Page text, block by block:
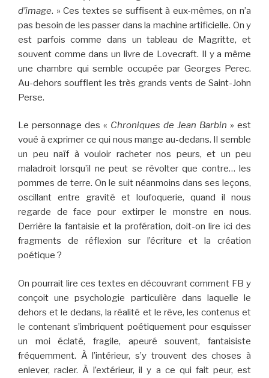
d’image. » Ces textes se suffisent à eux-mêmes, on n’a
pas besoin de les passer dans la machine artificielle. On y
est parfois comme dans un tableau de Magritte, et
souvent comme dans un livre de Lovecraft. Il y a même
une chambre qui semble occupée par Georges Perec.
Au-dehors soufflent les très grands vents de Saint-John
Perse.
Le personnage des « Chroniques de Jean Barbin » est
voué à exprimer ce qui nous mange au-dedans. Il semble
un peu naïf à vouloir racheter nos peurs, et un peu
maladroit lorsqu’il ne peut se révolter que contre… les
pommes de terre. On le suit néanmoins dans ses leçons,
oscillant entre gravité et loufoquerie, quand il nous
regarde de face pour extirper le monstre en nous.
Derrière la fantaisie et la profération, doit-on lire ici des
fragments de réflexion sur l’écriture et la création
poétique ?
On pourrait lire ces textes en découvrant comment FB y
conçoit une psychologie particulière dans laquelle le
dehors et le dedans, la réalité et le rêve, les contenus et
le contenant s’imbriquent poétiquement pour esquisser
un moi éclaté, fragile, apeuré souvent, fantaisiste
fréquemment. À l’intérieur, s’y trouvent des choses à
enlever, racler. À l’extérieur, il y a ce qui fait peur, est